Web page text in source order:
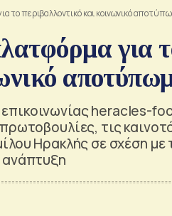
το περιβαλλοντικό και κοινωνικό
για
heracles-
τις
Ηρακλής σε σχέση με
ανάπτυξη